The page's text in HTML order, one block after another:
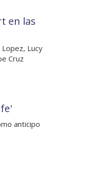
en las
Lucy
Cruz
anticipo